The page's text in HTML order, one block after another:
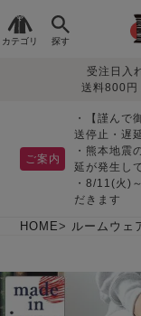
カテゴリ 探す
生地で
さがす
敏感肌用
パジャマ
ィース
パジャマ
夏パジャマ特集
受注日入
送料800円
ご案内
・【謹んで
送停止・遅
・熊本地震
延が発生し
・8/11(火)
だきます
HOME ルームウェ